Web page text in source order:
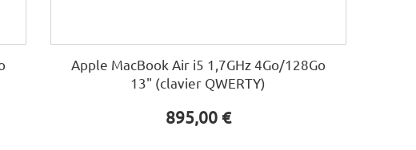
Apple MacBook Air i5 1,7GHz 4Go/128Go
13" (clavier QWERTY)
895,00 €